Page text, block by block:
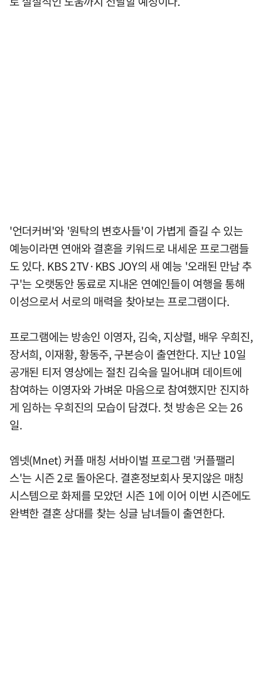
'언더커버'와 '원탁의 변호사들'이 가볍게 즐길 수 있는
예능이라면 연애와 결혼을 키워드로 내세운 프로그램들
도 있다. KBS 2TV·KBS JOY의 새 예능 '오래된 만남 추
구'는 오랫동안 동료로 지내온 연예인들이 여행을 통해
이성으로서 서로의 매력을 찾아보는 프로그램이다.
프로그램에는 방송인 이영자, 김숙, 지상렬, 배우 우희진,
장서희, 이재황, 황동주, 구본승이 출연한다. 지난 10일
공개된 티저 영상에는 절친 김숙을 밀어내며 데이트에
참여하는 이영자와 가벼운 마음으로 참여했지만 진지하
게 임하는 우희진의 모습이 담겼다. 첫 방송은 오는 26
일.
엠넷(Mnet) 커플 매칭 서바이벌 프로그램 '커플팰리
스'는 시즌 2로 돌아온다. 결혼정보회사 못지않은 매칭
시스템으로 화제를 모았던 시즌 1에 이어 이번 시즌에도
완벽한 결혼 상대를 찾는 싱글 남녀들이 출연한다.